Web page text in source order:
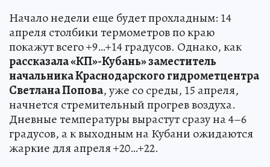
Начало недели еще будет прохладным: 14
апреля столбики термометров по краю
покажут всего +9…+14 градусов. Однако, как
рассказала «КП»-Кубань» заместитель
начальника Краснодарского гидрометцентра
Светлана Попова, уже со среды, 15 апреля,
начнется стремительный прогрев воздуха.
Дневные температуры вырастут сразу на 4–6
градусов, а к выходным на Кубани ожидаются
жаркие для апреля +20…+22.